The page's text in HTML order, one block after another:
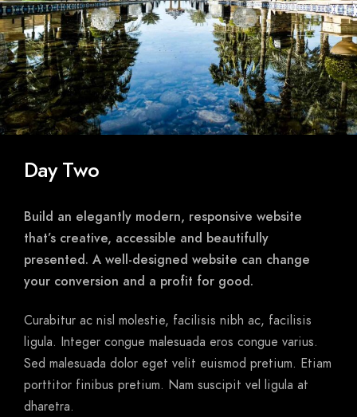
Day Two
Build an elegantly modern, responsive website
that’s creative, accessible and beautifully
presented. A well-designed website can change
your conversion and a profit for good.
Curabitur ac nisl molestie, facilisis nibh ac, facilisis
ligula. Integer congue malesuada eros congue varius.
Sed malesuada dolor eget velit euismod pretium. Etiam
porttitor finibus pretium. Nam suscipit vel ligula at
dharetra.